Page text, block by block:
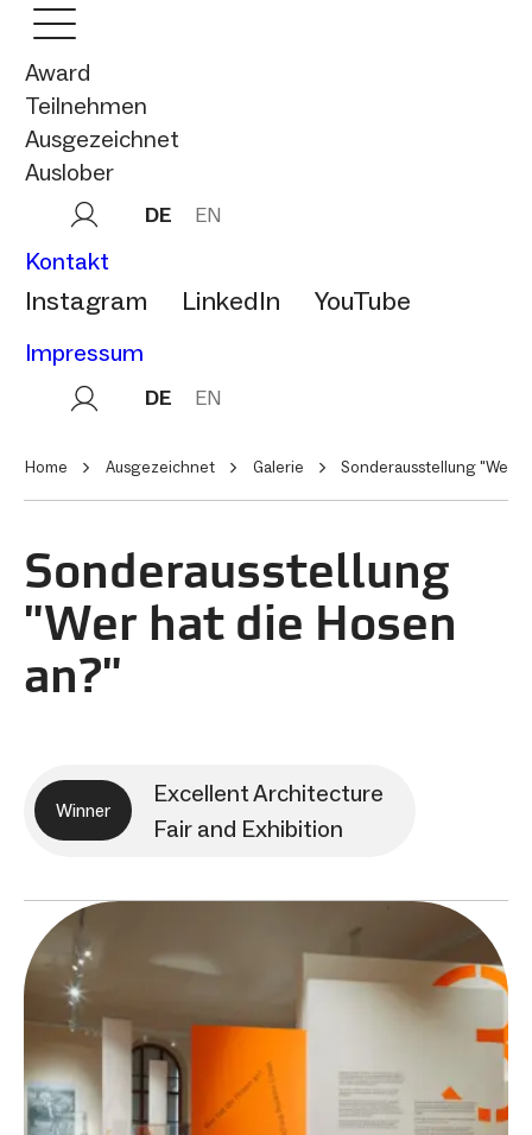
Award
Teilnehmen
Ausgezeichnet
Auslober
DE EN
Kontakt
Instagram LinkedIn YouTube
Impressum
DE EN
Home Ausgezeichnet Galerie Sonderausstellung "Wer
Sonderausstellung
"Wer hat die Hosen
an?"
Winner
Excellent Architecture
Fair and Exhibition